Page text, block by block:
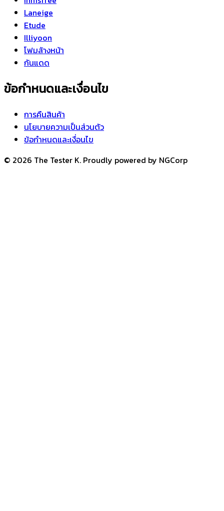
Laneige
Etude
Illiyoon
โฟมล้างหน้า
กันแดด
ข้อกำหนดและเงื่อนไข
การคืนสินค้า
นโยบายความเป็นส่วนตัว
ข้อกำหนดและเงื่อนไข
© 2026 The Tester K. Proudly powered by NGCorp